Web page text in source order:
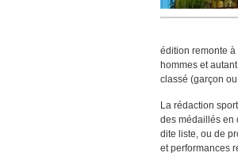
édition remonte
hommes et
classé (garçon
La rédaction
des médaillés en
dite liste, ou de
et performances